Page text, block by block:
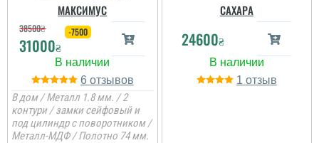
МАКСИМУС
38500₴
31000₴
-7500
6
В дом / Металл 1.8 мм. / 2
контури / замки сейфовый и
под цилиндр с поворотником /
Металл-МДФ / Полотно 74 мм.
САХАРА
24600₴
1